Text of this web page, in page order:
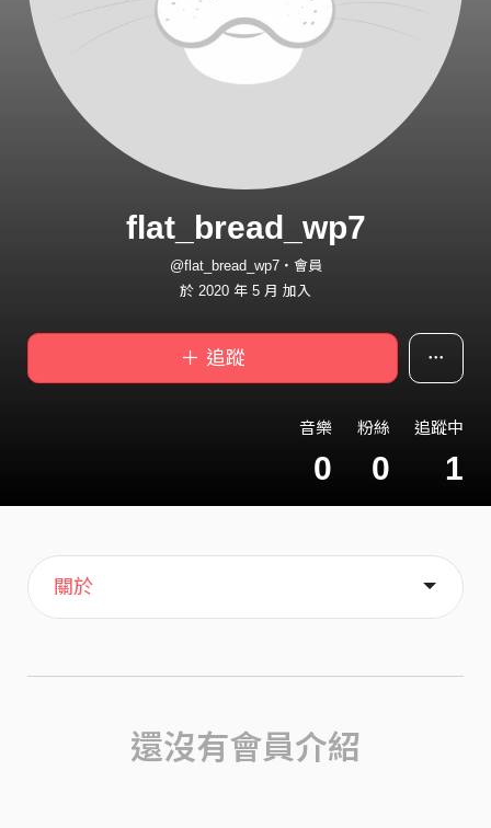
flat_bread_wp7
@flat_bread_wp7・會員
於 2020 年 5 月 加入
＋ 追蹤
音樂
0
粉絲
0
追蹤中
1
主頁
喜歡
關於
還沒有會員介紹